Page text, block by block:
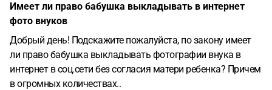
Имеет ли право бабушка выкладывать в интернет
фото внуков
Добрый день! Подскажите пожалуйста, по закону имеет
ли право бабушка выкладывать фотографии внука в
интернет в соц.сети без согласия матери ребенка? Причем
в огромных количествах..